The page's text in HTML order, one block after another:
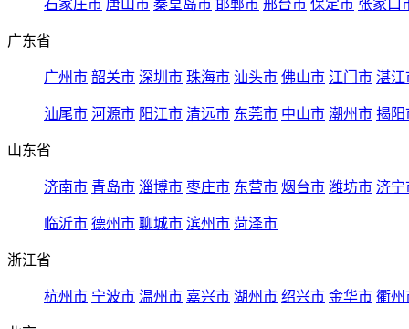
石家庄市 唐山市 秦皇岛市 邯郸市 邢台市 保定市 张家口
广东省
广州市 韶关市 深圳市 珠海市 汕头市 佛山市 江门市 湛江
汕尾市 河源市 阳江市 清远市 东莞市 中山市 潮州市 揭阳
山东省
济南市 青岛市 淄博市 枣庄市 东营市 烟台市 潍坊市 济宁
临沂市 德州市 聊城市 滨州市 菏泽市
浙江省
杭州市 宁波市 温州市 嘉兴市 湖州市 绍兴市 金华市 衢州